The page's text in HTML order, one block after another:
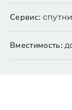
Сервис:
Вместимость: